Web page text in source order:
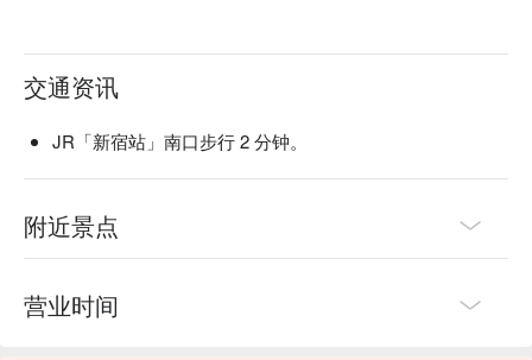
专业设计和日本高水准的服务，无论是外国游客还是当地居民
都能够享受到专属的美发体验
论是观光途中或购物休息时光，都能随时为自己安排一场高水
交通资讯
JR「新宿站」南口步行 2 分钟。
附近景点
营业时间